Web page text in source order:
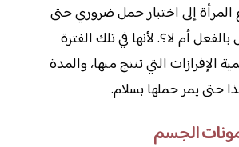
إلى اختبار حمل ضروري حتى
أم لا؟. لأنها في تلك الفترة
الإفرازات التي تنتج منها، والمدة
حتى يمر حملها بسلام.
الجسم